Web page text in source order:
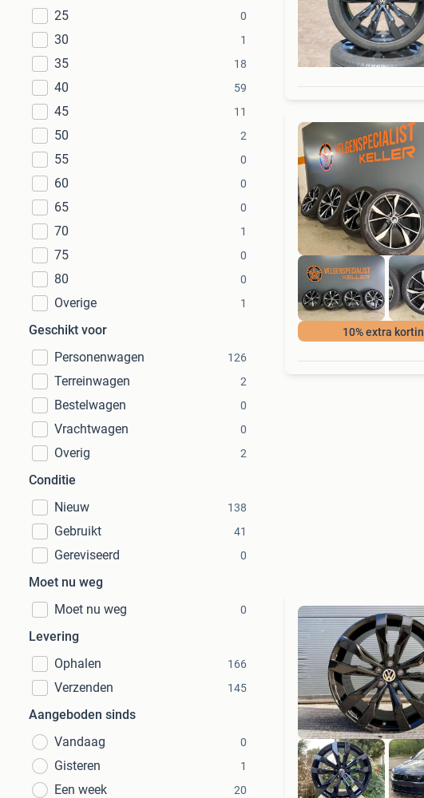
25
0
30 1
35 18
40 59
45 11
50 2
55 0
60 0
65 0
70 1
75 0
80 0
Overige 1
Geschikt voor
Personenwagen
126
Terreinwagen 2
Bestelwagen 0
Vrachtwagen 0
Overig 2
Conditie
Nieuw
138
Gebruikt 41
Gereviseerd 0
Moet nu weg
Moet nu weg
0
Levering
Ophalen
166
Verzenden 145
Aangeboden sinds
Vandaag
0
Gisteren 1
Een week 20
10% extra